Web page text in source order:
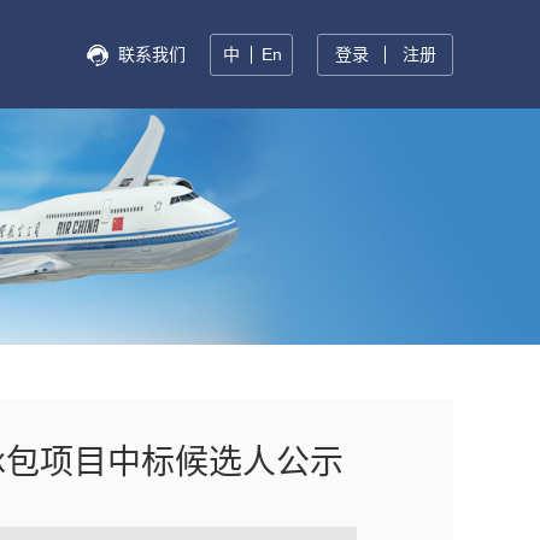
联系我们 中 En 登录 注册
项目中标候选人公示